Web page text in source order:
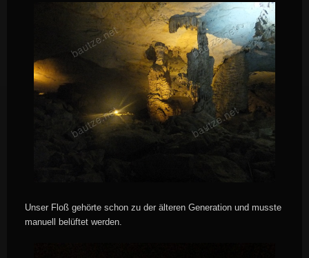
Unser Floß gehörte schon zu der älteren Generation und musste
manuell belüftet werden.